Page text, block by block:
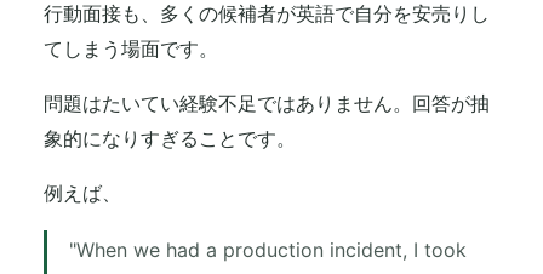
行動面接も、多くの候補者が英語で自分を安売りし
てしまう場面です。
問題はたいてい経験不足ではありません。回答が抽
象的になりすぎることです。
例えば、
"When we had a production incident, I took